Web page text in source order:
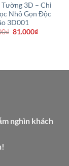
Tường 3D – Chi
Nhỏ Gọn Độc
3D001
₫ Giá
81.000₫Giá
nghìn khách
gian!